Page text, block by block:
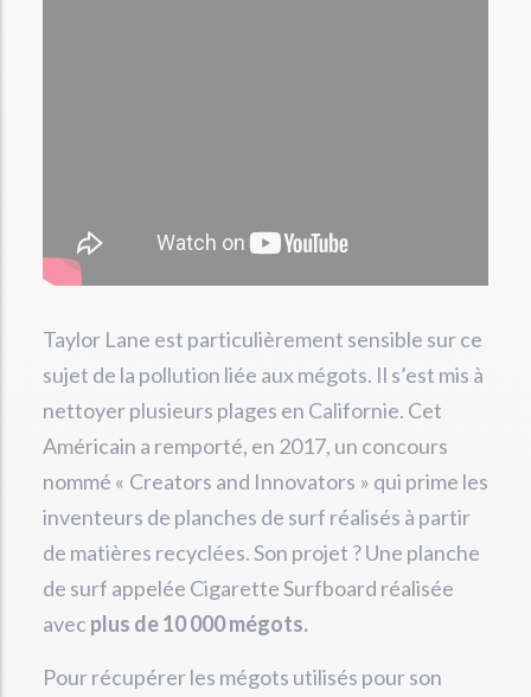
Taylor Lane est particulièrement sensible sur ce
sujet de la pollution liée aux mégots. Il s’est mis à
nettoyer plusieurs plages en Californie. Cet
Américain a remporté, en 2017, un concours
nommé « Creators and Innovators » qui prime les
inventeurs de planches de surf réalisés à partir
de matières recyclées. Son projet ? Une planche
de surf appelée Cigarette Surfboard réalisée
avec plus de 10 000 mégots.
Pour récupérer les mégots utilisés pour son